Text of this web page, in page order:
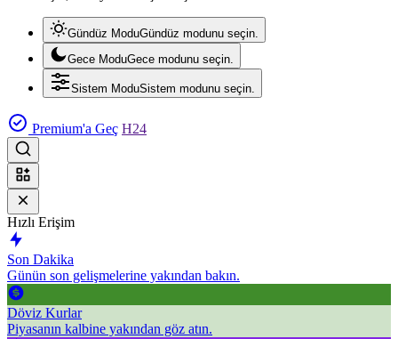
Gündüz ModuGündüz modunu seçin.
Gece ModuGece modunu seçin.
Sistem ModuSistem modunu seçin.
Premium'a Geç H24
Hızlı Erişim
Son Dakika
Günün son gelişmelerine yakından bakın.
Döviz Kurlar
Piyasanın kalbine yakından göz atın.